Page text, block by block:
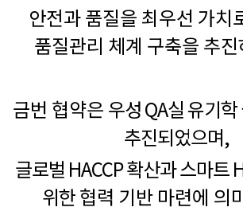
안전과 품질을 최우선 가치
품질관리 체계 구축을 추
금번 협약은 우성 QA실 유기
추진되었으며,
글로벌 HACCP 확산과 스마트
위한협력 기반 마련에 의